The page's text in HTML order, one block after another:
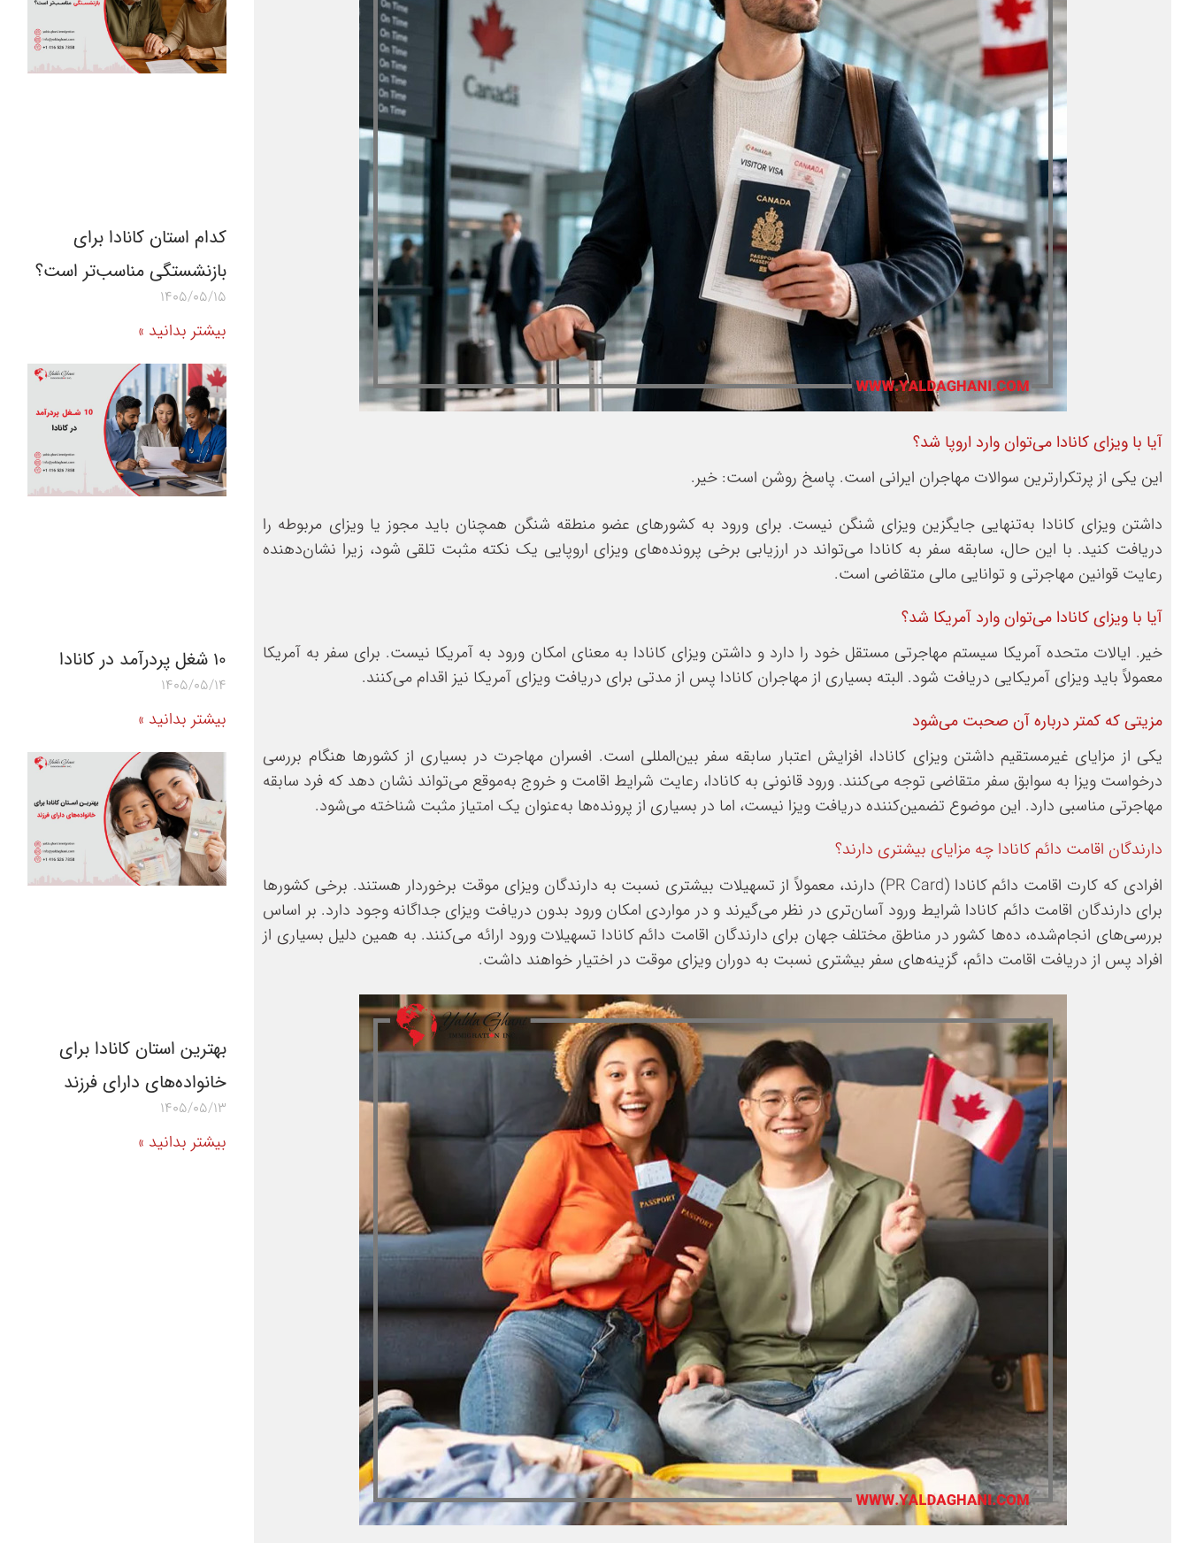
آیا با ویزای کانادا می‌توان وارد اروپا شد؟
این یکی از پرتکرارترین سوالات مهاجران ایرانی است. پاسخ روشن است: خیر.
داشتن ویزای کانادا به‌تنهایی جایگزین ویزای شنگن نیست. برای ورود به کشورهای عضو منطقه شنگن همچنان باید مجوز یا ویزای مربوطه را
دریافت کنید. با این حال، سابقه سفر به کانادا می‌تواند در ارزیابی برخی پرونده‌های ویزای اروپایی یک نکته مثبت تلقی شود، زیرا نشان‌دهنده
رعایت قوانین مهاجرتی و توانایی مالی متقاضی است.
آیا با ویزای کانادا می‌توان وارد آمریکا شد؟
خیر. ایالات متحده آمریکا سیستم مهاجرتی مستقل خود را دارد و داشتن ویزای کانادا به معنای امکان ورود به آمریکا نیست. برای سفر به آمریکا
معمولاً باید ویزای آمریکایی دریافت شود. البته بسیاری از مهاجران کانادا پس از مدتی برای دریافت ویزای آمریکا نیز اقدام می‌کنند.
مزیتی که کمتر درباره آن صحبت می‌شود
یکی از مزایای غیرمستقیم داشتن ویزای کانادا، افزایش اعتبار سابقه سفر بین‌المللی است. افسران مهاجرت در بسیاری از کشورها هنگام بررسی
درخواست ویزا به سوابق سفر متقاضی توجه می‌کنند. ورود قانونی به کانادا، رعایت شرایط اقامت و خروج به‌موقع می‌تواند نشان دهد که فرد سابقه
مهاجرتی مناسبی دارد. این موضوع تضمین‌کننده دریافت ویزا نیست، اما در بسیاری از پرونده‌ها به‌عنوان یک امتیاز مثبت شناخته می‌شود.
دارندگان اقامت دائم کانادا چه مزایای بیشتری دارند؟
افرادی که کارت اقامت دائم کانادا (PR Card) دارند، معمولاً از تسهیلات بیشتری نسبت به دارندگان ویزای موقت برخوردار هستند. برخی کشورها
برای دارندگان اقامت دائم کانادا شرایط ورود آسان‌تری در نظر می‌گیرند و در مواردی امکان ورود بدون دریافت ویزای جداگانه وجود دارد. بر اساس
بررسی‌های انجام‌شده، ده‌ها کشور در مناطق مختلف جهان برای دارندگان اقامت دائم کانادا تسهیلات ورود ارائه می‌کنند. به همین دلیل بسیاری از
افراد پس از دریافت اقامت دائم، گزینه‌های سفر بیشتری نسبت به دوران ویزای موقت در اختیار خواهند داشت.
کدام استان کانادا برای
بازنشستگی مناسب‌تر است؟
1405/05/15
بیشتر بدانید »
10 شغل پردرآمد در کانادا
1405/05/14
بیشتر بدانید »
بهترین استان کانادا برای
خانواده‌های دارای فرزند
1405/05/13
بیشتر بدانید »